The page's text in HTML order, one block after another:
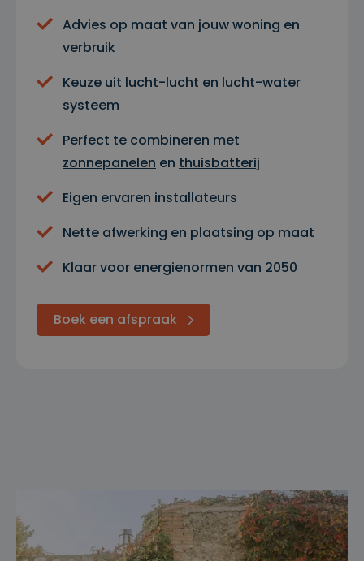
Advies op maat van jouw woning en
verbruik
Keuze uit lucht-lucht en lucht-water
systeem
Perfect te combineren met
zonnepanelen en thuisbatterij
Eigen ervaren installateurs
Nette afwerking en plaatsing op maat
Klaar voor energienormen van 2050
Boek een afspraak